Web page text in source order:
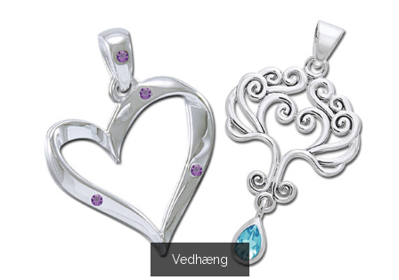
Vedhæng